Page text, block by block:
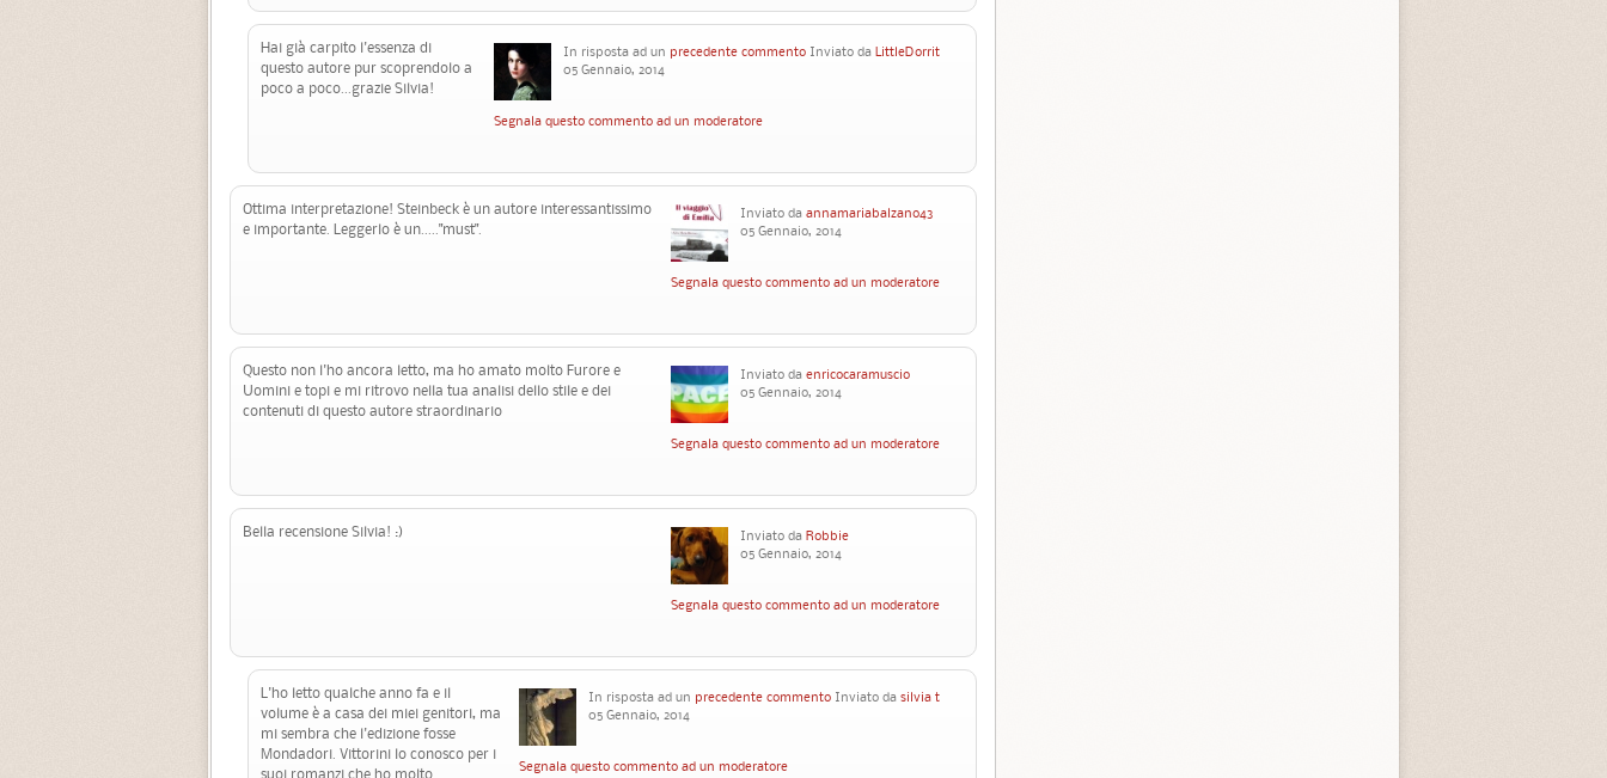
In risposta ad un precedente commento Inviato daLittleDorrit
05 Gennaio, 2014
Segnala questo commento ad un moderatore
Hai già carpito l'essenza di
questo autore pur scoprendolo a
poco a poco...grazie Silvia!
Inviato daannamariabalzano43
05 Gennaio, 2014
Segnala questo commento ad un moderatore
Ottima interpretazione! Steinbeck è un autore interessantissimo
e importante. Leggerlo è un....."must".
Inviato daenricocaramuscio
05 Gennaio, 2014
Segnala questo commento ad un moderatore
Questo non l'ho ancora letto, ma ho amato molto Furore e
Uomini e topi e mi ritrovo nella tua analisi dello stile e dei
contenuti di questo autore straordinario
Inviato daRobbie
05 Gennaio, 2014
Segnala questo commento ad un moderatore
Bella recensione Silvia! :)
In risposta ad un precedente commento Inviato dasilvia t
05 Gennaio, 2014
Segnala questo commento ad un moderatore
L'ho letto qualche anno fa e il
volume è a casa dei miei genitori, ma
mi sembra che l'edizione fosse
Mondadori. Vittorini lo conosco per i
suoi romanzi che ho molto